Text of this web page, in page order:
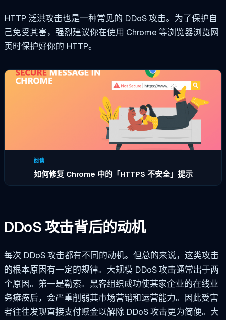
HTTP 泛洪攻击也是一种常见的 DDoS 攻击。为了保护自
己免受其害，强烈建议你在使用 Chrome 等浏览器浏览网
页时保护好你的 HTTP。
阅读
如何修复 Chrome 中的「HTTPS 不安全」提示
DDoS 攻击背后的动机
每次 DDoS 攻击都有不同的动机。但总的来说，这类攻击
的根本原因有一定的规律。大规模 DDoS 攻击通常出于两
个原因。第一是勒索。黑客组织成功使某家企业的在线业
务瘫痪后，会严重削弱其市场营销和运营能力。因此受害
者往往发现直接支付赎金以解除 DDoS 攻击更为简便。大